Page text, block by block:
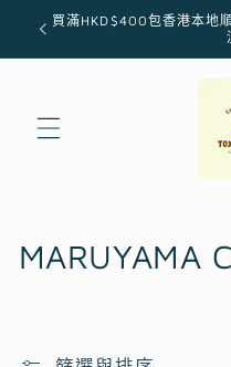
跳至內
容
買滿HKD$400包香港本地
商
MARUYAMA